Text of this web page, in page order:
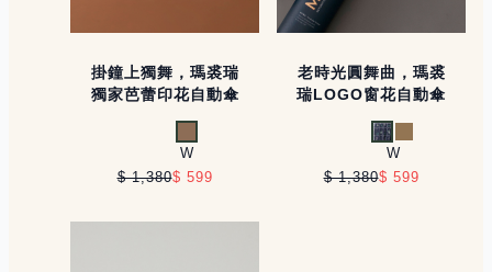
掛鐘上獨舞，瑪裘瑞
獨家芭蕾印花自動傘
卡其
W
$ 1,380$ 599
老時光圓舞曲，瑪裘
瑞LOGO窗花自動傘
印花藍印花卡
W
$ 1,380$ 599